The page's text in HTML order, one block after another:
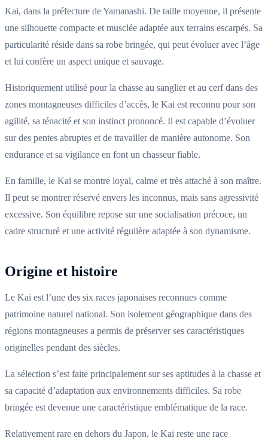
Kai, dans la préfecture de Yamanashi. De taille moyenne, il présente
une silhouette compacte et musclée adaptée aux terrains escarpés. Sa
particularité réside dans sa robe bringée, qui peut évoluer avec l’âge
et lui confère un aspect unique et sauvage.
Historiquement utilisé pour la chasse au sanglier et au cerf dans des
zones montagneuses difficiles d’accès, le Kai est reconnu pour son
agilité, sa ténacité et son instinct prononcé. Il est capable d’évoluer
sur des pentes abruptes et de travailler de manière autonome. Son
endurance et sa vigilance en font un chasseur fiable.
En famille, le Kai se montre loyal, calme et très attaché à son maître.
Il peut se montrer réservé envers les inconnus, mais sans agressivité
excessive. Son équilibre repose sur une socialisation précoce, un
cadre structuré et une activité régulière adaptée à son dynamisme.
Origine et histoire
Le Kai est l’une des six races japonaises reconnues comme
patrimoine naturel national. Son isolement géographique dans des
régions montagneuses a permis de préserver ses caractéristiques
originelles pendant des siècles.
La sélection s’est faite principalement sur ses aptitudes à la chasse et
sa capacité d’adaptation aux environnements difficiles. Sa robe
bringée est devenue une caractéristique emblématique de la race.
Relativement rare en dehors du Japon, le Kai reste une race